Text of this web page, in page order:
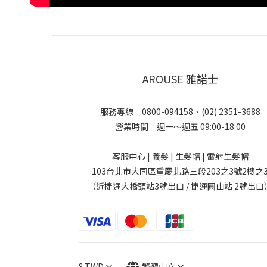
AROUSE 雅諾士
服務專線｜0800-094158、(02) 2351-3688
營業時間｜週一～週五 09:00-18:00
客服中心 | 養髮 | 生髮帽 | 雷射生髮帽
103台北市大同區重慶北路三段203之3號2樓之3
（近捷運大橋頭站3號出口 / 捷運圓山站 2號出口）